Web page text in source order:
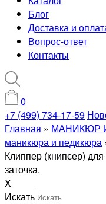
Блог
Доставка и
Вопрос-ответ
Контакты
0
+7 (499) 734-17-59
Главная » МАНИКЮР
маникюра и педикюра
Клиппер (книпсер)
заточка.
X
Искать